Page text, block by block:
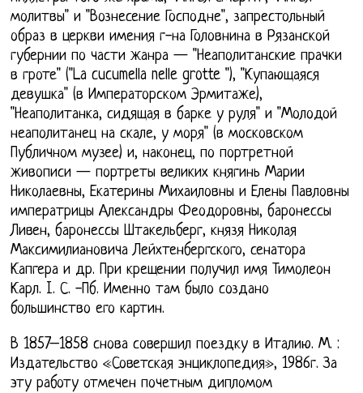
молитвы" и "Вознесение Господне", запрестольный
образ в церкви имения г-на Головнина в Рязанской
губернии по части жанра — "Неаполитанские прачки
в гроте" ("La cucumella nelle grotte "), "Купающаяся
девушка" (в Императорском Эрмитаже),
"Неаполитанка, сидящая в барке у руля" и "Молодой
неаполитанец на скале, у моря" (в московском
Публичном музее) и, наконец, по портретной
живописи — портреты великих княгинь Марии
Николаевны, Екатерины Михаиловны и Елены Павловны
императрицы Александры Феодоровны, баронессы
Ливен, баронессы Штакельберг, князя Николая
Максимилиановича Лейхтенбергского, сенатора
Капгера и др. При крещении получил имя Тимолеон
Карл. I. С. -Пб. Именно там было создано
большинство его картин.
В 1857–1858 снова совершил поездку в Италию. М. :
Издательство «Советская энциклопедия», 1986г. За
эту работу отмечен почетным дипломом